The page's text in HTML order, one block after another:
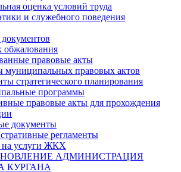
оценка условий труда
и служебного поведения
обжалования
правовые акты
муниципальных правовых актов
стратегического планирования
программы
правовые акты для прохождения
документы
регламенты
услуги ЖКХ
АДМИНИСТРАЦИЯ
КУРГАНА